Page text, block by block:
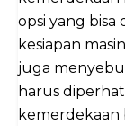
opsi yang bisa
kesiapan
juga
harus
kemerdekaan